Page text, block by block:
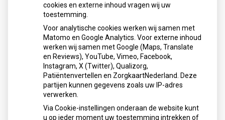
Herhaalrecepten aanvragen
Patiëntenomgeving
cookies en externe inhoud vragen wij uw
toestemming.
Voor analytische cookies werken wij samen met
Matomo en Google Analytics. Voor externe inhoud
werken wij samen met Google (Maps, Translate
en Reviews), YouTube, Vimeo, Facebook,
Instagram, X (Twitter), Qualizorg,
Patiëntenvertellen en ZorgkaartNederland. Deze
partijen kunnen gegevens zoals uw IP-adres
verwerken.
Via Cookie-instellingen onderaan de website kunt
u op ieder moment uw toestemming intrekken of